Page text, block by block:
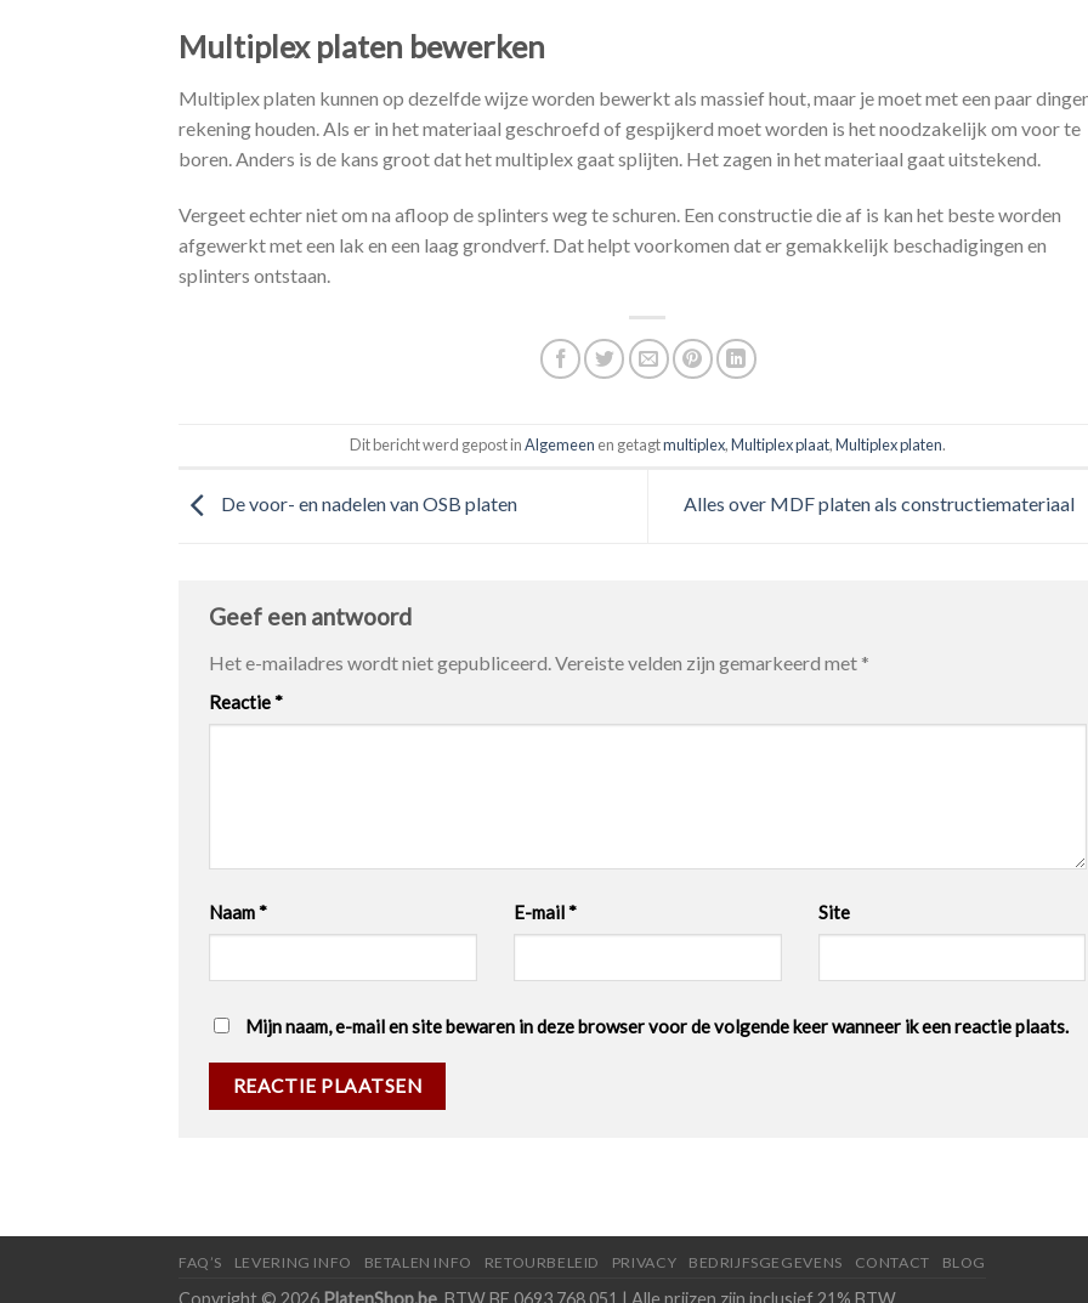
Multiplex platen bewerken
Multiplex platen kunnen op dezelfde wijze worden bewerkt als massief hout, maar je moet met een paar
rekening houden. Als er in het materiaal geschroefd of gespijkerd moet worden is het noodzakelijk om voor te
boren. Anders is de kans groot dat het multiplex gaat splijten. Het zagen in het materiaal gaat uitstekend.
Vergeet echter niet om na afloop de splinters weg te schuren. Een constructie die af is kan het beste worden
afgewerkt met een lak en een laag grondverf. Dat helpt voorkomen dat er gemakkelijk beschadigingen en
splinters ontstaan.
Dit bericht werd gepost inAlgemeen en getagtmultiplex,Multiplex plaat,Multiplex platen.
De voor- en nadelen van OSB platen Alles over MDF platen als constructiemateriaal
Geef een antwoord
Het e-mailadres wordt niet gepubliceerd. Vereiste velden zijn gemarkeerd met *
Reactie*
Naam* E-mail* Site
Mijn naam, e-mail en site bewaren in deze browser voor de volgende keer wanneer ik een reactie plaats.
FAQ’S LEVERING INFO BETALEN INFO RETOURBELEID PRIVACY BEDRIJFSGEGEVENS CONTACT BLOG
Copyright © 2026 PlatenShop.be . BTW BE 0693.768.051 | Alle prijzen zijn inclusief 21% BTW